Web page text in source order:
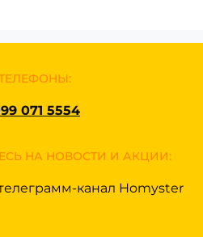
071 5554
НА НОВОСТИ И АКЦИИ:
канал Homyster